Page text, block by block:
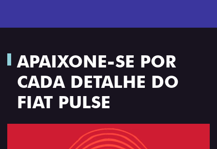
APAIXONE-SE POR
CADA DETALHE DO
FIAT PULSE